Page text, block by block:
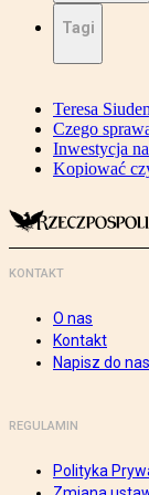
Tagi
Teresa
Czego
Inwestycja
Kopiować
KONTAKT
O nas
Kontakt
Napisz do nas
REGULAMIN
Polityka